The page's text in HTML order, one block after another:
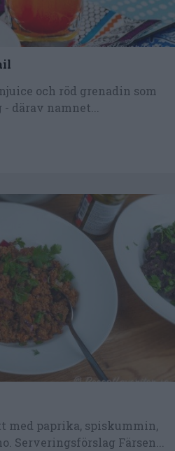
och röd grenadin som
därav namnet...
med paprika, spiskummin,
Serveringsförslag Färsen...